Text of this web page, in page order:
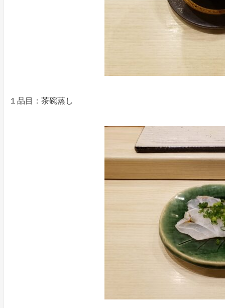
１品目：茶碗蒸し